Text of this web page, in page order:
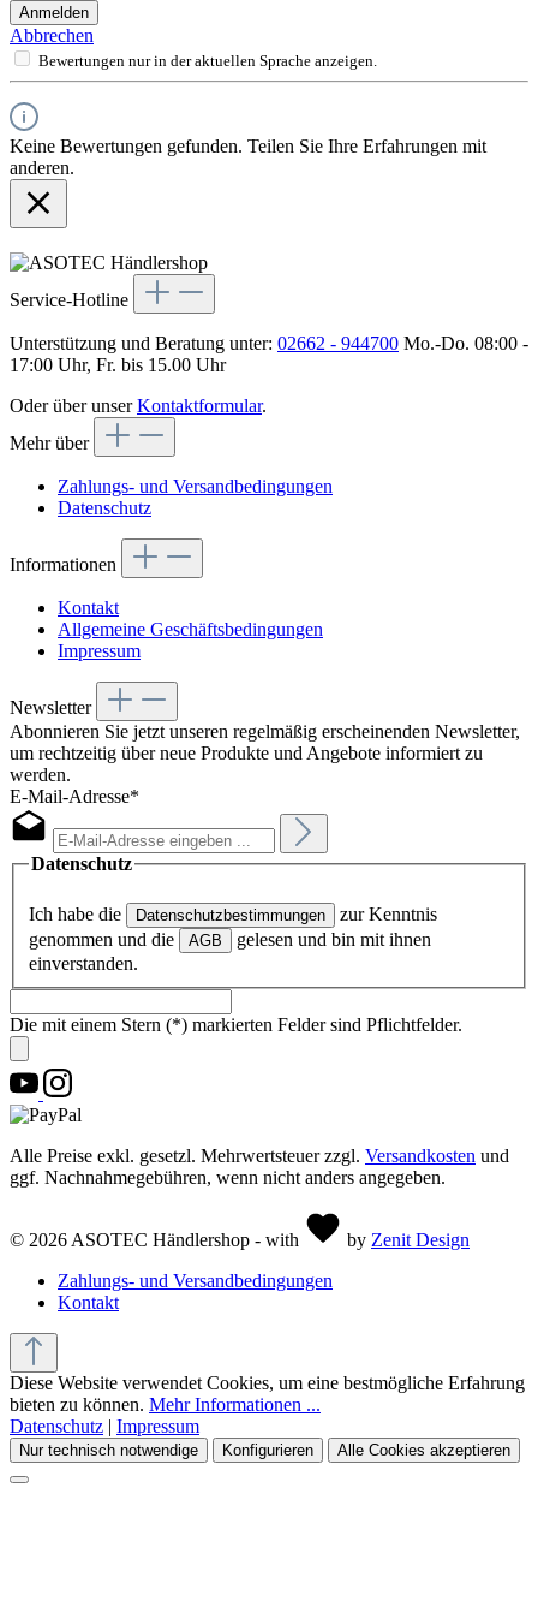
Anmelden
Abbrechen
Bewertungen nur in der aktuellen Sprache anzeigen.
Keine Bewertungen gefunden. Teilen Sie Ihre Erfahrungen mit
anderen.
Service-Hotline
Unterstützung und Beratung unter: 02662 - 944700 Mo.-Do. 08:00 -
17:00 Uhr, Fr. bis 15.00 Uhr
Oder über unserKontaktformular.
Mehr über
Zahlungs- und Versandbedingungen
Datenschutz
Informationen
Kontakt
Allgemeine Geschäftsbedingungen
Impressum
Newsletter
Abonnieren Sie jetzt unseren regelmäßig erscheinenden Newsletter,
um rechtzeitig über neue Produkte und Angebote informiert zu
werden.
E-Mail-Adresse*
Datenschutz
Ich habe die Datenschutzbestimmungen
zur Kenntnis
genommen und die
AGB
gelesen und bin mit ihnen
einverstanden.
Die mit einem Stern (*) markierten Felder sind Pflichtfelder.
Alle Preise exkl. gesetzl. Mehrwertsteuer zzgl. Versandkosten und
ggf. Nachnahmegebühren, wenn nicht anders angegeben.
© 2026 ASOTEC Händlershop - with by Zenit Design
Zahlungs- und Versandbedingungen
Kontakt
Diese Website verwendet Cookies, um eine bestmögliche Erfahrung
bieten zu können. Mehr Informationen ...
Datenschutz | Impressum
Nur technisch notwendige Konfigurieren Alle Cookies akzeptieren